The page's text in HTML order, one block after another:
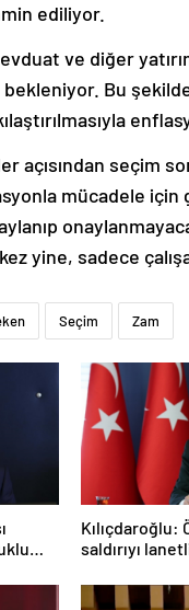
ediliyor.
ve diğer
bekleniyor. Bu
açısından seçim
mücadele
yine, sadece
Seçim Zam
Kılıçdaroğlu:
saldırıyı